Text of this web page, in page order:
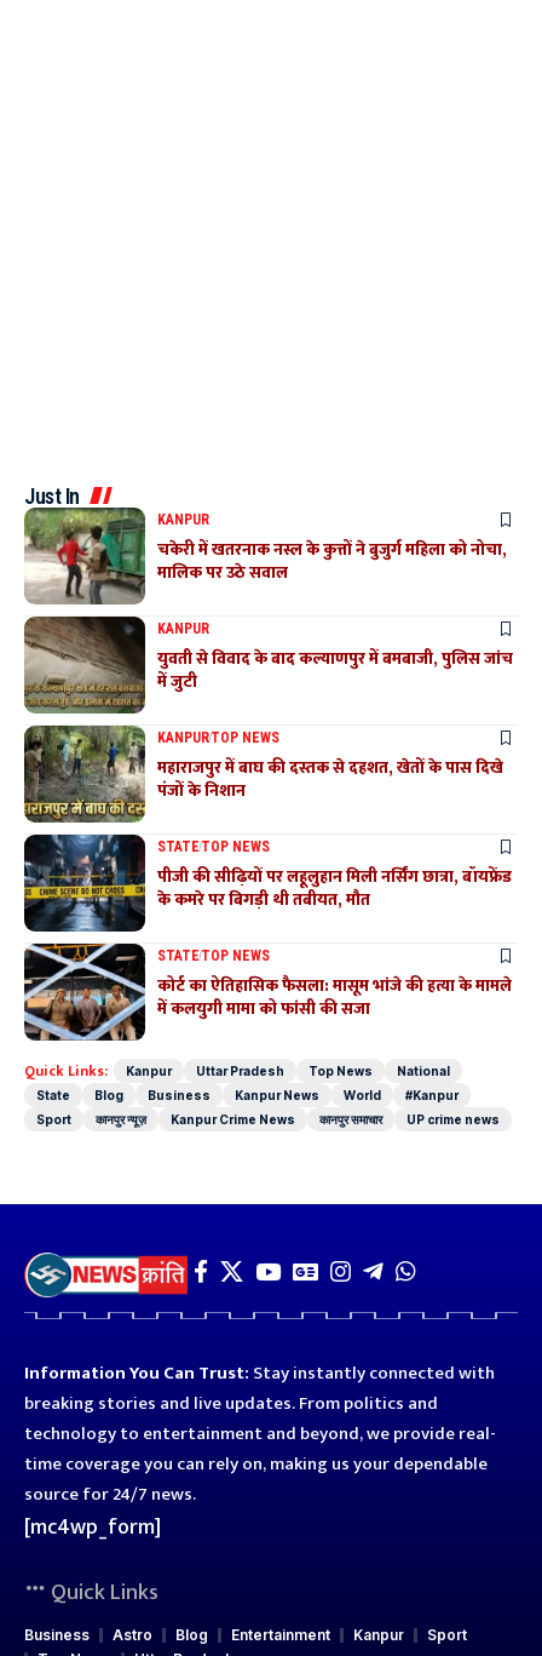
Just In
KANPUR
चकेरी में खतरनाक नस्ल के कुत्तों ने बुजुर्ग महिला को नोचा,
मालिक पर उठे सवाल
KANPUR
युवती से विवाद के बाद कल्याणपुर में बमबाजी, पुलिस जांच
में जुटी
KANPURTOP NEWS
महाराजपुर में बाघ की दस्तक से दहशत, खेतों के पास दिखे
पंजों के निशान
STATETOP NEWS
पीजी की सीढ़ियों पर लहूलुहान मिली नर्सिंग छात्रा, बॉयफ्रेंड
के कमरे पर बिगड़ी थी तबीयत, मौत
STATETOP NEWS
कोर्ट का ऐतिहासिक फैसला: मासूम भांजे की हत्या के मामले
में कलयुगी मामा को फांसी की सजा
Quick Links: Kanpur Uttar Pradesh Top News
National
State
Blog Business Kanpur News World
#Kanpur
Sport
कानपुर न्यूज़ Kanpur Crime News कानपुर समाचार UP crime news
Information You Can Trust: Stay instantly connected with
breaking stories and live updates. From politics and
technology to entertainment and beyond, we provide real-
time coverage you can rely on, making us your dependable
source for 24/7 news.
[mc4wp_form]
Quick Links
Business Astro Blog Entertainment Kanpur
Sport